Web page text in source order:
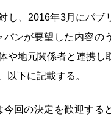
し、2016年3月にパブ
パンが要望した内容の
や地元関係者と連携し
以下に記載する。
回の決定を歓迎する